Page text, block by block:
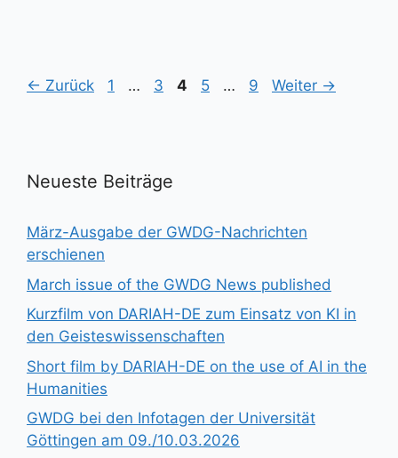
← Zurück Seite
1 … Seite
3 Seite
4 Seite
5 … Seite
9 Weiter →
Neueste Beiträge
März-Ausgabe der GWDG-Nachrichten
erschienen
March issue of the GWDG News published
Kurzfilm von DARIAH-DE zum Einsatz von KI in
den Geisteswissenschaften
Short film by DARIAH-DE on the use of AI in the
Humanities
GWDG bei den Infotagen der Universität
Göttingen am 09./10.03.2026